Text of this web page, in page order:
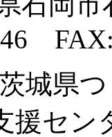
城県つ
援セン